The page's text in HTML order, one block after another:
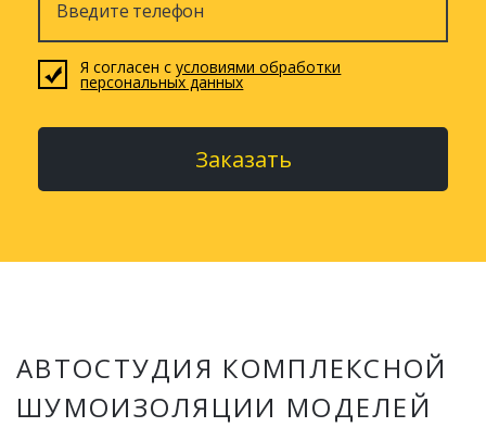
Я согласен сусловиями обработки
персональных данных
Заказать
АВТОСТУДИЯ КОМПЛЕКСНОЙ
ШУМОИЗОЛЯЦИИ МОДЕЛЕЙ